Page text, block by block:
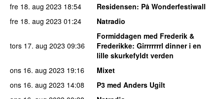
fre 18. aug 2023 18:54 Residensen: På Wonderfestiwall
fre 18. aug 2023 01:24 Natradio
tors 17. aug 2023 09:36
Formiddagen med Frederik &
Frederikke: Girrrrrrrl dinner i en
lille skurkefyldt verden
ons 16. aug 2023 19:16
Mixet
ons 16. aug 2023 14:08
P3 med Anders Ugilt